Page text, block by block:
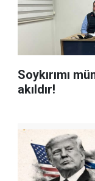
Soykırımı
akıldır!